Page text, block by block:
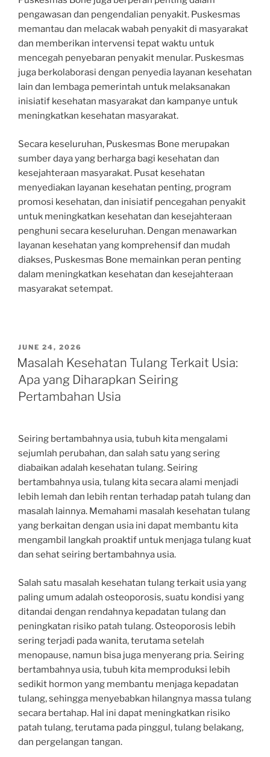
pengawasan dan pengendalian penyakit. Puskesmas
memantau dan melacak wabah penyakit di masyarakat
dan memberikan intervensi tepat waktu untuk
mencegah penyebaran penyakit menular. Puskesmas
juga berkolaborasi dengan penyedia layanan kesehatan
lain dan lembaga pemerintah untuk melaksanakan
inisiatif kesehatan masyarakat dan kampanye untuk
meningkatkan kesehatan masyarakat.
Secara keseluruhan, Puskesmas Bone merupakan
sumber daya yang berharga bagi kesehatan dan
kesejahteraan masyarakat. Pusat kesehatan
menyediakan layanan kesehatan penting, program
promosi kesehatan, dan inisiatif pencegahan penyakit
untuk meningkatkan kesehatan dan kesejahteraan
penghuni secara keseluruhan. Dengan menawarkan
layanan kesehatan yang komprehensif dan mudah
diakses, Puskesmas Bone memainkan peran penting
dalam meningkatkan kesehatan dan kesejahteraan
masyarakat setempat.
POSTED
ON
JUNE 24, 2026
Masalah Kesehatan Tulang Terkait Usia:
Apa yang Diharapkan Seiring
Pertambahan Usia
Seiring bertambahnya usia, tubuh kita mengalami
sejumlah perubahan, dan salah satu yang sering
diabaikan adalah kesehatan tulang. Seiring
bertambahnya usia, tulang kita secara alami menjadi
lebih lemah dan lebih rentan terhadap patah tulang dan
masalah lainnya. Memahami masalah kesehatan tulang
yang berkaitan dengan usia ini dapat membantu kita
mengambil langkah proaktif untuk menjaga tulang kuat
dan sehat seiring bertambahnya usia.
Salah satu masalah kesehatan tulang terkait usia yang
paling umum adalah osteoporosis, suatu kondisi yang
ditandai dengan rendahnya kepadatan tulang dan
peningkatan risiko patah tulang. Osteoporosis lebih
sering terjadi pada wanita, terutama setelah
menopause, namun bisa juga menyerang pria. Seiring
bertambahnya usia, tubuh kita memproduksi lebih
sedikit hormon yang membantu menjaga kepadatan
tulang, sehingga menyebabkan hilangnya massa tulang
secara bertahap. Hal ini dapat meningkatkan risiko
patah tulang, terutama pada pinggul, tulang belakang,
dan pergelangan tangan.